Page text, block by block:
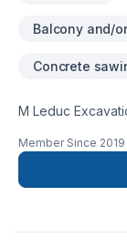
Balcony and/
Concrete
M Leduc
services reliés à
drainage de
genre. Nous
Member Since 2019